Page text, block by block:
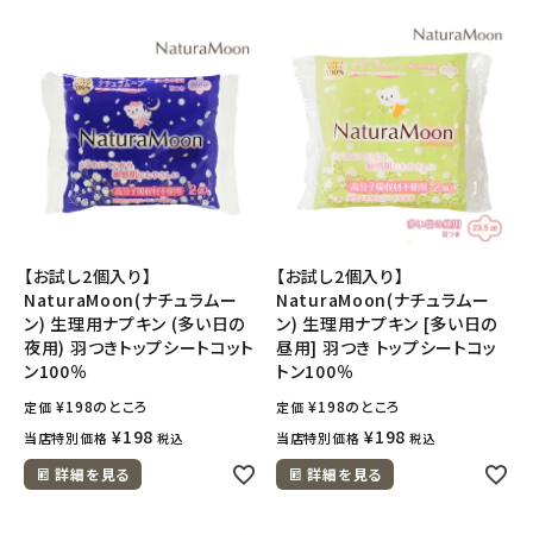
キッズ・ベビー・マタニティ
キッチン用品
ブランド
定期購入
オリジナルブランド
ナチュラムーン
【お試し2個入り】
NaturaMoon(ナチュラムー
ン) 生理用ナプキン (多い日の
夜用) 羽つきトップシートコット
ン100％
定価 ¥198のところ
当店特別価格 ¥198 税込
詳細を見る
【お試し2個入り】
NaturaMoon(ナチュラムー
ン) 生理用ナプキン [多い日の
昼用] 羽つき トップシートコッ
トン100％
定価 ¥198のところ
当店特別価格 ¥198 税込
詳細を見る